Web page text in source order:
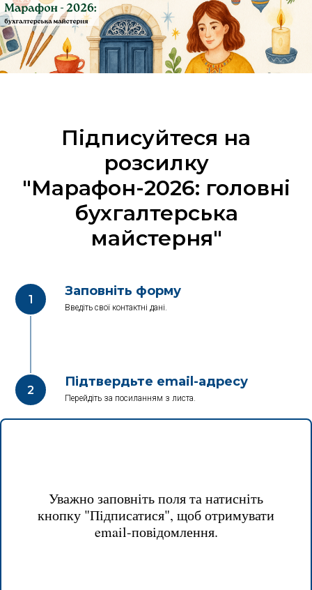
Підписуйтеся на
розсилку
"Марафон-2026: головні
бухгалтерська
майстерня"
Заповніть форму
Введіть свої контактні дані.
Підтвердьте email-адресу
Перейдіть за посиланням з листа.
Уважно заповніть поля та натисніть
кнопку "Підписатися", щоб отримувати
email-повідомлення.